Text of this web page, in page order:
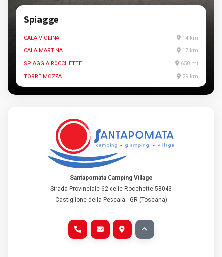
Spiagge
CALA VIOLINA
14 km
CALA MARTINA
17 km
SPIAGGIA ROCCHETTE
650 mt
TORRE MOZZA
29 km
Santapomata Camping Village
Strada Provinciale 62 delle Rocchette 58043
Castiglione della Pescaia - GR (Toscana)